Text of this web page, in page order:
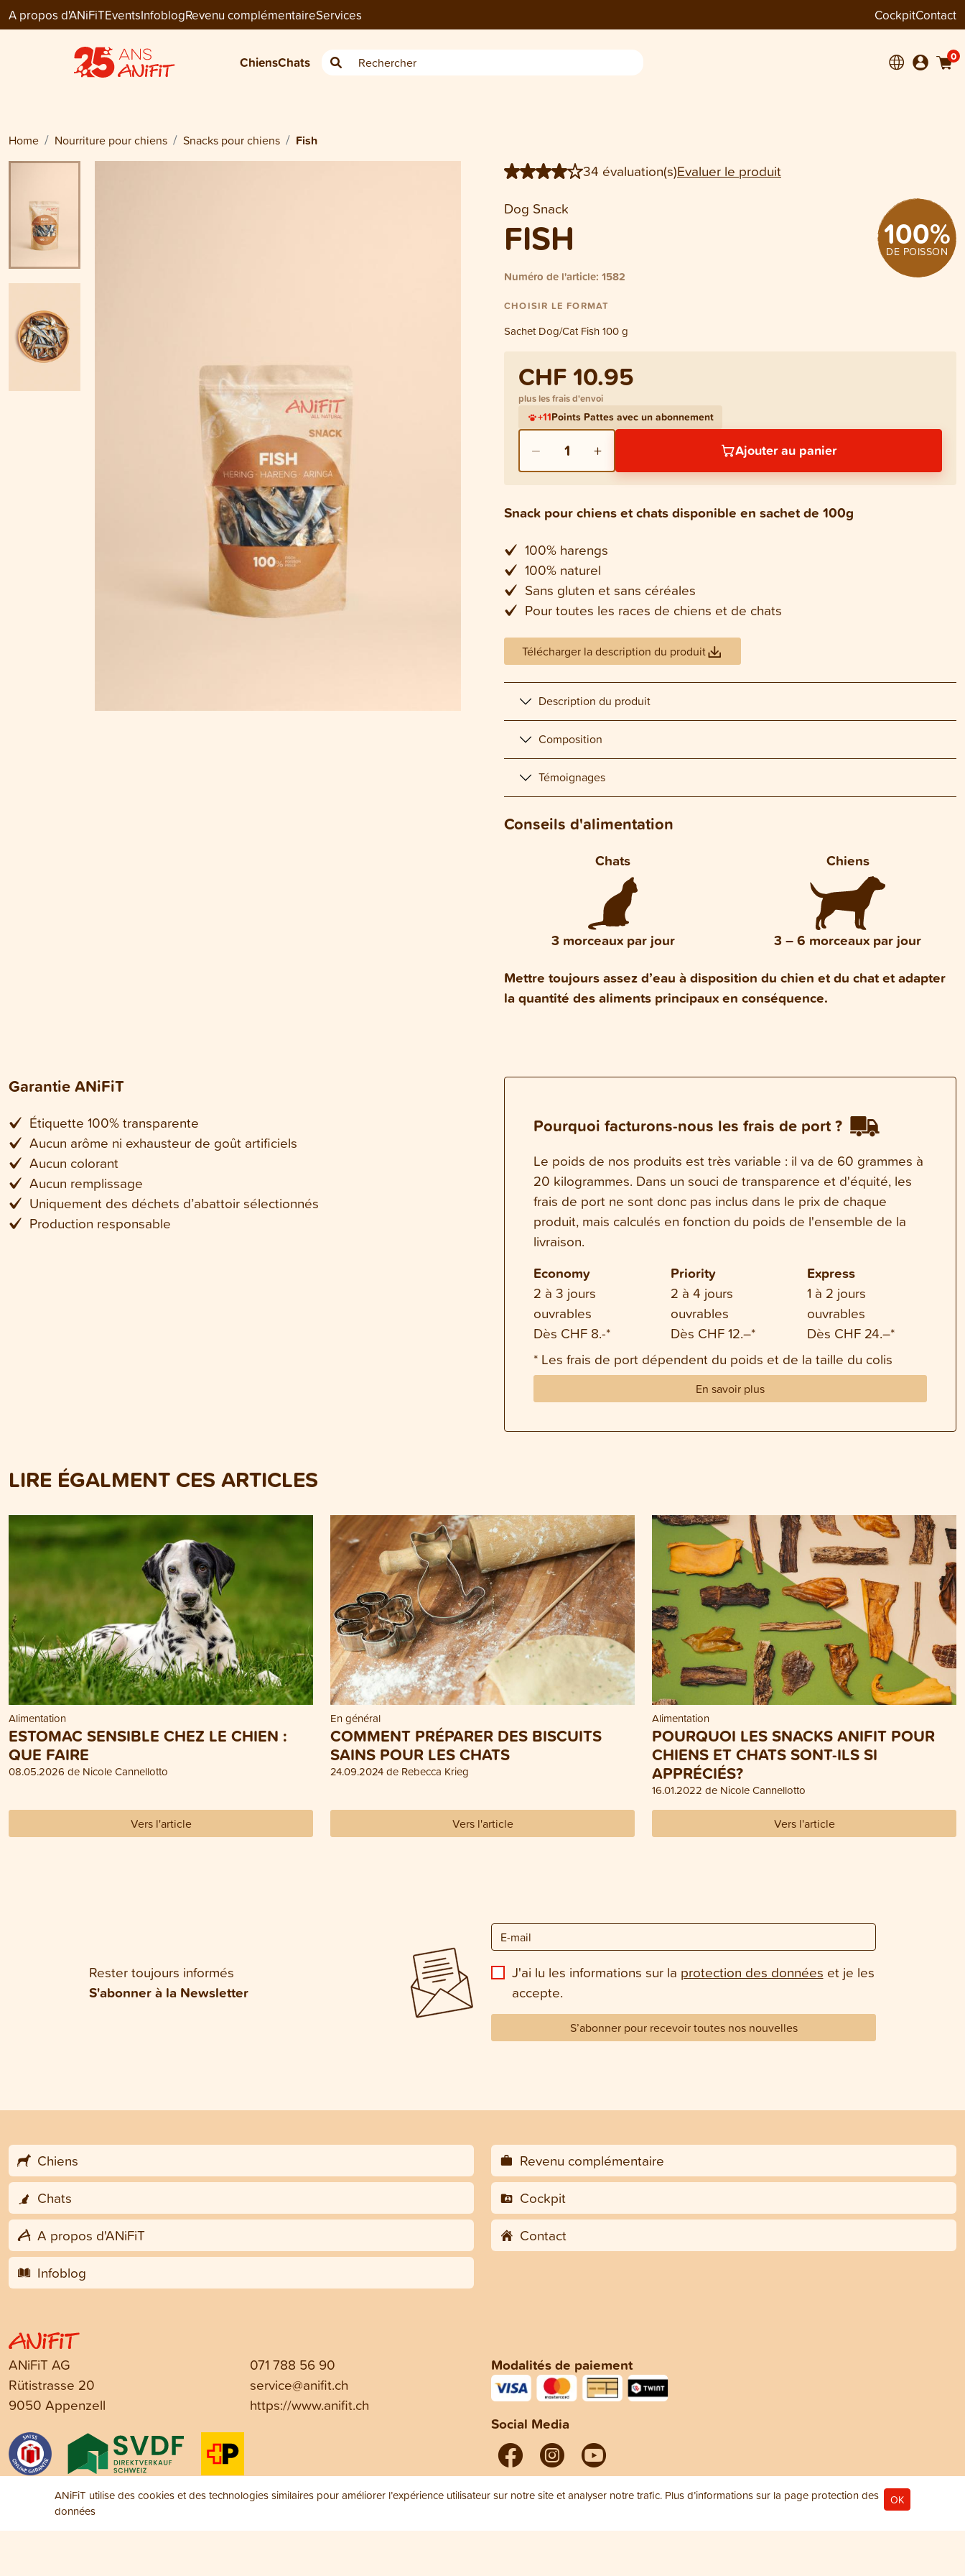
A propos d'ANiFiTEventsInfoblogRevenu complémentaireServices CockpitContact
ChiensChats 0
Dog Snack
FISH
CHF 10.95
Sachet Dog/Cat Fish 100 g −
Home Nourriture pour chiens Snacks pour chiens Fish
34 évaluation(s)Evaluer le produit
Dog Snack
FISH
Numéro de l'article: 1582
100%
DE POISSON
CHOISIR LE FORMAT
Sachet Dog/Cat Fish 100 g
CHF 10.95
plus les frais d'envoi
+11Points Pattes avec un abonnement
− 1 + Ajouter au panier
Snack pour chiens et chats disponible en sachet de 100g
100% harengs
100% naturel
Sans gluten et sans céréales
Pour toutes les races de chiens et de chats
Télécharger la description du produit
Description du produit
Composition
Témoignages
Conseils d'alimentation
Chats Chiens
3 morceaux par jour
3 – 6 morceaux par jour
Mettre toujours assez d’eau à disposition du chien et du chat et adapter
la quantité des aliments principaux en conséquence.
Garantie ANiFiT
Étiquette 100% transparente
Aucun arôme ni exhausteur de goût artificiels
Aucun colorant
Aucun remplissage
Uniquement des déchets d’abattoir sélectionnés
Production responsable
Pourquoi facturons-nous les frais de port ?
Le poids de nos produits est très variable : il va de 60 grammes à
20 kilogrammes. Dans un souci de transparence et d'équité, les
frais de port ne sont donc pas inclus dans le prix de chaque
produit, mais calculés en fonction du poids de l'ensemble de la
livraison.
Economy
2 à 3 jours
ouvrables
Dès CHF 8.-*
Priority
2 à 4 jours
ouvrables
Dès CHF 12.–*
Express
1 à 2 jours
ouvrables
Dès CHF 24.–*
* Les frais de port dépendent du poids et de la taille du colis
En savoir plus
LIRE ÉGALMENT CES ARTICLES
Alimentation
ESTOMAC SENSIBLE CHEZ LE CHIEN :
QUE FAIRE
08.05.2026 de Nicole Cannellotto
Vers l'article
En général
COMMENT PRÉPARER DES BISCUITS
SAINS POUR LES CHATS
24.09.2024 de Rebecca Krieg
Vers l'article
Alimentation
POURQUOI LES SNACKS ANIFIT POUR
CHIENS ET CHATS SONT-ILS SI
APPRÉCIÉS?
16.01.2022 de Nicole Cannellotto
Vers l'article
Rester toujours informés
S'abonner à la Newsletter
J'ai lu les informations sur la protection des données et je les
accepte.
S’abonner pour recevoir toutes nos nouvelles
Chiens
Chats
A propos d'ANiFiT
Infoblog
Revenu complémentaire
Cockpit
Contact
ANiFiT AG
Rütistrasse 20
9050 Appenzell
071 788 56 90
service@anifit.ch
https://www.anifit.ch
Modalités de paiement
Social Media
Mentions légales Protection des données Conditions générales de vente (CGV) © 2026 ANiFiT AG
ANiFiT utilise des cookies et des technologies similaires pour améliorer l’expérience utilisateur sur notre site et analyser notre trafic. Plus d’informations sur la page protection des
données
OK